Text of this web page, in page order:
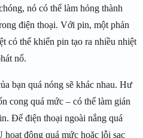
nó có thể làm hỏng thành
điện thoại. Với pin, một phản
có thể khiến pin tạo ra nhiều nhiệt
nổ.
bạn quá nóng sẽ khác nhau. Hư
cong quá mức – có thể làm gián
Để điện thoại ngoài nắng quá
hoạt động quá mức hoặc lỗi sạc